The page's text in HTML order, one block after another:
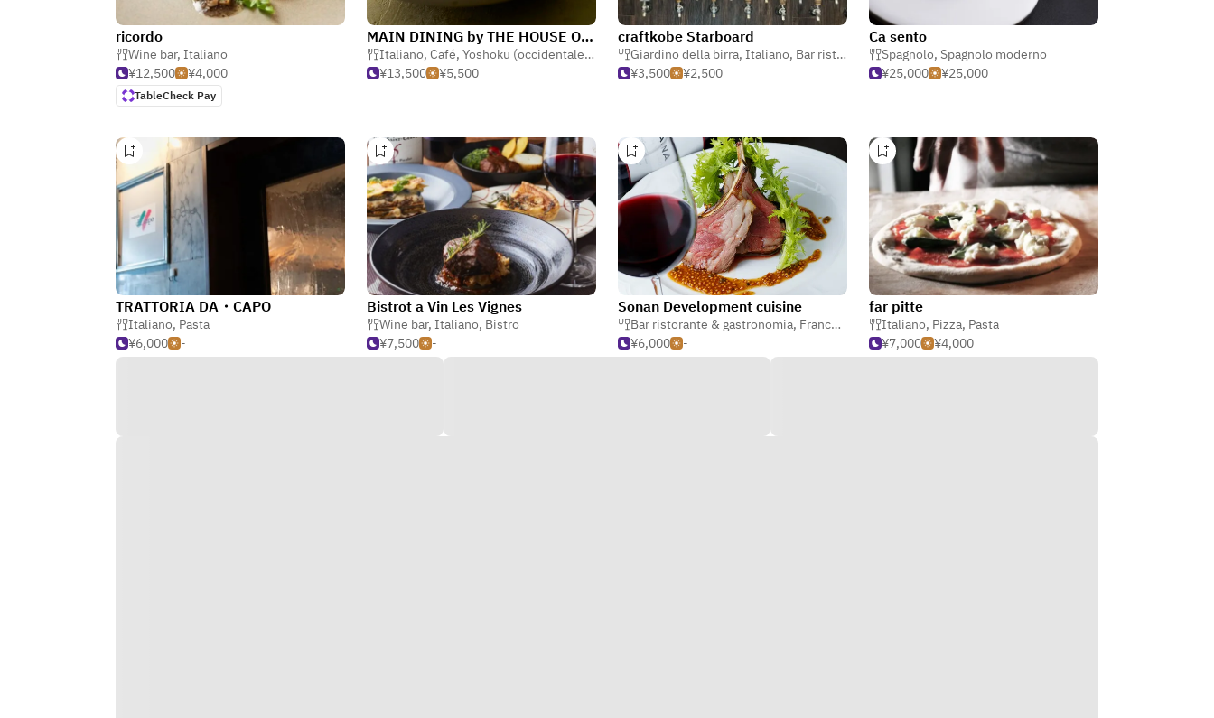
ricordo
Wine bar, Italiano
¥12,500
¥4,000
TableCheck Pay
MAIN DINING by THE HOUSE OF PACIFIC
Italiano, Café, Yoshoku (occidentale giapponese)
¥13,500
¥5,500
craftkobe Starboard
Giardino della birra, Italiano, Bar ristorante & gastronomia
¥3,500
¥2,500
Ca sento
Spagnolo, Spagnolo moderno
¥25,000
¥25,000
TRATTORIA DA・CAPO
Italiano, Pasta
¥6,000
-
Bistrot a Vin Les Vignes
Wine bar, Italiano, Bistro
¥7,500
-
Sonan Development cuisine
Bar ristorante & gastronomia, Francese
Italiano
¥6,000
-
far pitte
Italiano, Pizza, Pasta
¥7,000
¥4,000